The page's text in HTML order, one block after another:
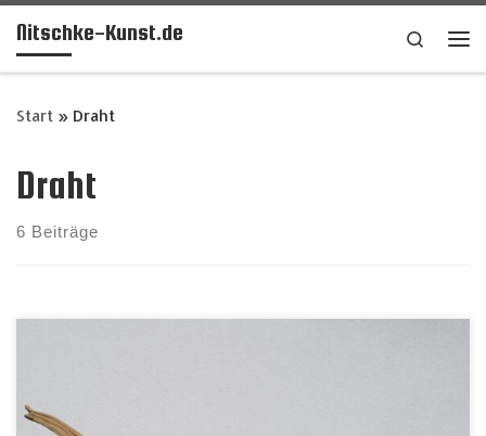
Zum Inhalt springen
Nitschke-Kunst.de
Search
Start » Draht
Draht
6 Beiträge